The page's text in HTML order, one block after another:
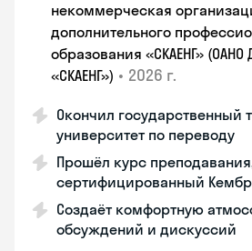
некоммерческая
дополнительного
образования «СКАЕНГ» (ОАНО
«СКАЕНГ») • 2026 г.
Окончил государственный
университет по переводу
Прошёл курс
сертифицированный
Создаёт комфортную
обсуждений и дискуссий